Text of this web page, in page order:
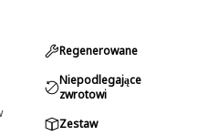
Regenerowane
Niepodlegające
zwrotowi
Zestaw